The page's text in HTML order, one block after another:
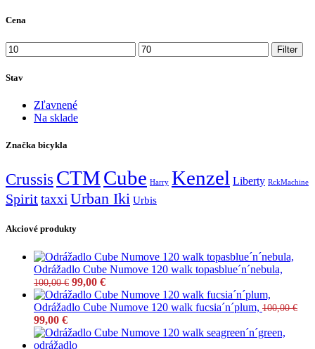
Cena
Filter
Stav
Zľavnené
Na sklade
Značka bicykla
Crussis CTMCube Harry Kenzel Liberty RckMachine
SpirittaxxiUrban Iki Urbis
Akciové produkty
Odrážadlo Cube Numove 120 walk topasblue´n´nebula,
100,00€ 99,00 €
Odrážadlo Cube Numove 120 walk fucsia´n´plum, 100,00€
99,00 €